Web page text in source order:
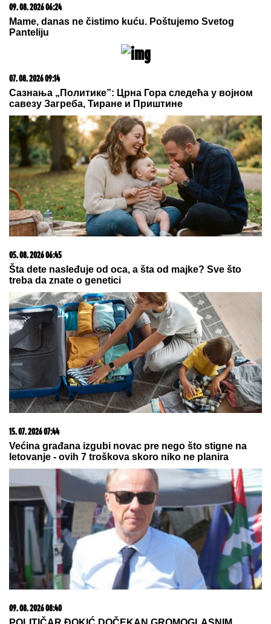
"SRAMOTA ME OD NJE"Asmin
Durdžić SUROVO O MAJCI Mevlidi
nakon što je dala svoj sud o Maji
Marinković: "Mora da bude svesna
da je domaćica!"
na LUKS JAHTI nakon saobraćajne
nezgode, svi spazili ZAVOJ OKO
NJEGOVE NOGE (VIDEO)
by Aklamator
06. 08. 2026 07:08
Evo u kojim banjama važi vaučer od 10.000 dinara -
kompletan spisak destinacija u Srbiji
08. 08. 2026 16:10
Dete sa autizmom polivali vodom i mazali mu lak na
usta: Potresno iskustvo žene iz vrtića za Mame